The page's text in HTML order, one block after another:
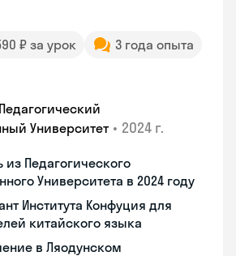
₽ за урок
3 года опыта
Университет • 2024 г.
из Педагогического
Университета в 2024 году
Института Конфуция для
китайского языка
в Ляодунском